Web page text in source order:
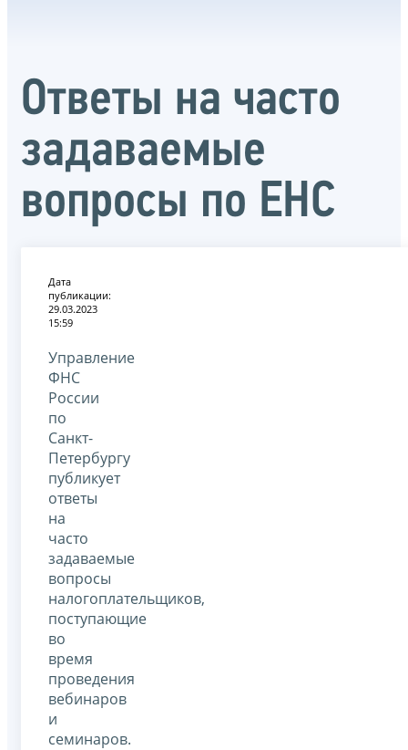
Ответы на часто
задаваемые
вопросы по ЕНС
Дата
публикации:
29.03.2023
15:59
Управление
ФНС
России
по
Санкт-
Петербургу
публикует
ответы
на
часто
задаваемые
вопросы
налогоплательщиков,
поступающие
во
время
проведения
вебинаров
и
семинаров.